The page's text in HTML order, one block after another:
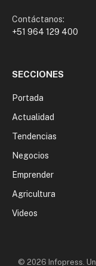
Contáctanos:
+51 964 129 400
SECCIONES
Portada
Actualidad
Tendencias
Negocios
Emprender
Agricultura
Videos
© 2026 Infopress.